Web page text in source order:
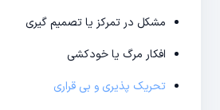
مشکل در تمرکز یا تصمیم گیری
افکار مرگ یا خودکشی
تحریک پذیری و بی قراری